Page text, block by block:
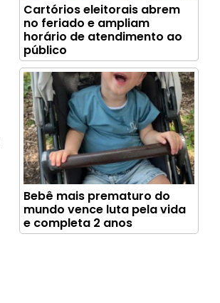
Cartórios eleitorais abrem
no feriado e ampliam
horário de atendimento ao
público
Bebê mais prematuro do
mundo vence luta pela vida
e completa 2 anos